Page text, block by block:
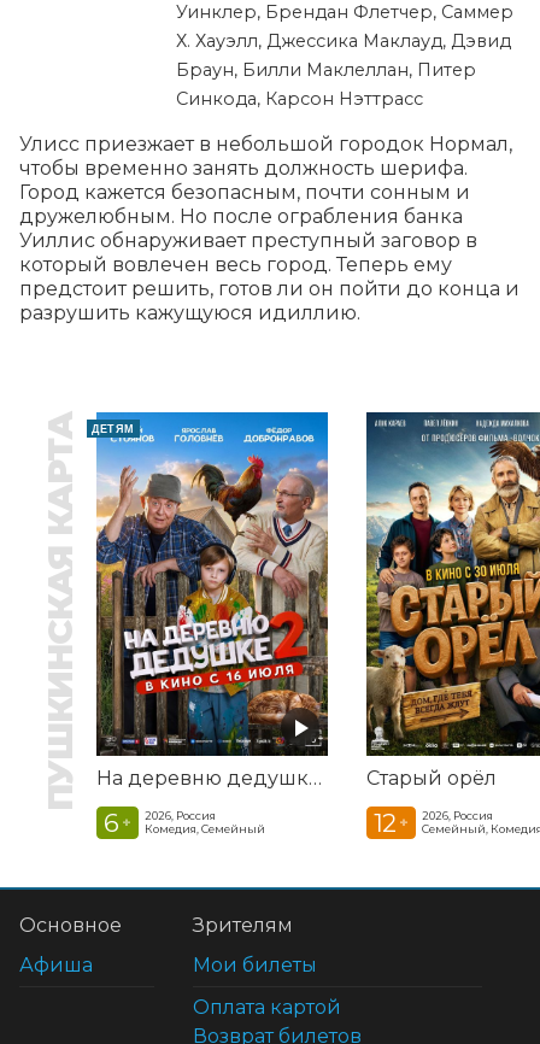
Уинклер, Брендан Флетчер, Саммер
Х. Хауэлл, Джессика Маклауд, Дэвид
Браун, Билли Маклеллан, Питер
Синкода, Карсон Нэттрасс
Улисс приезжает в небольшой городок Нормал,
чтобы временно занять должность шерифа.
Город кажется безопасным, почти сонным и
дружелюбным. Но после ограбления банка
Уиллис обнаруживает преступный заговор в
который вовлечен весь город. Теперь ему
предстоит решить, готов ли он пойти до конца и
разрушить кажущуюся идиллию.
ПУШКИНСКАЯ КАРТА ДЕТЯМ
На деревню дедушке 2
6 +
2026, Россия
Комедия, Семейный
Старый орёл
12 +
2026, Россия
Семейный,
Основное
Афиша
Зрителям
Мои билеты
Оплата картой
Возврат билетов